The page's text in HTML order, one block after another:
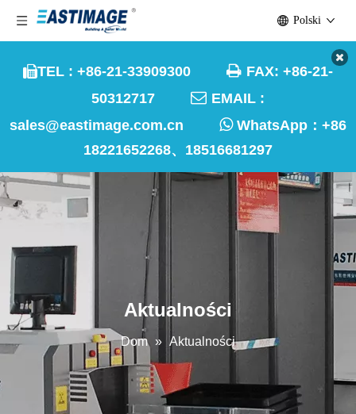
TEL : +86-21-33909300  FAX: +86-21-
50312717  EMAIL :
sales@eastimage.com.cn
WhatsApp： +86
18221652268、18516681297
Polski
Aktualności
Dom » Aktualności